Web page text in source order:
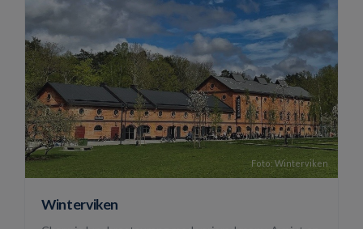
Foto: Winterviken
Winterviken